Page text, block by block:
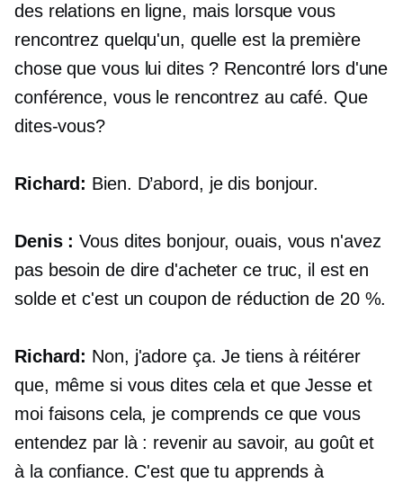
des relations en ligne, mais lorsque vous
rencontrez quelqu'un, quelle est la première
chose que vous lui dites ? Rencontré lors d'une
conférence, vous le rencontrez au café. Que
dites-vous?
Richard: Bien. D’abord, je dis bonjour.
Denis : Vous dites bonjour, ouais, vous n'avez
pas besoin de dire d'acheter ce truc, il est en
solde et c'est un coupon de réduction de 20 %.
Richard: Non, j'adore ça. Je tiens à réitérer
que, même si vous dites cela et que Jesse et
moi faisons cela, je comprends ce que vous
entendez par là : revenir au savoir, au goût et
à la confiance. C'est que tu apprends à